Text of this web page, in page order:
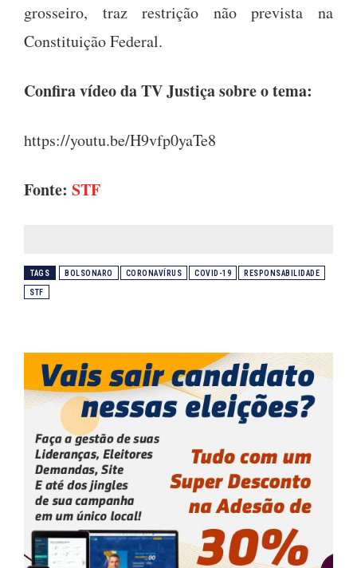
grosseiro, traz restrição não prevista na
Constituição Federal.
Confira vídeo da TV Justiça sobre o tema:
https://youtu.be/H9vfp0yaTe8
Fonte: STF
TAGS BOLSONARO CORONAVÍRUS COVID-19 RESPONSABILIDADE
STF